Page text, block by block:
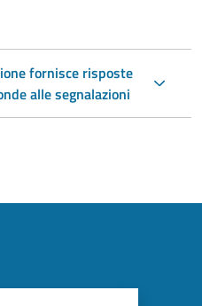
fornisce risposte
alle segnalazioni